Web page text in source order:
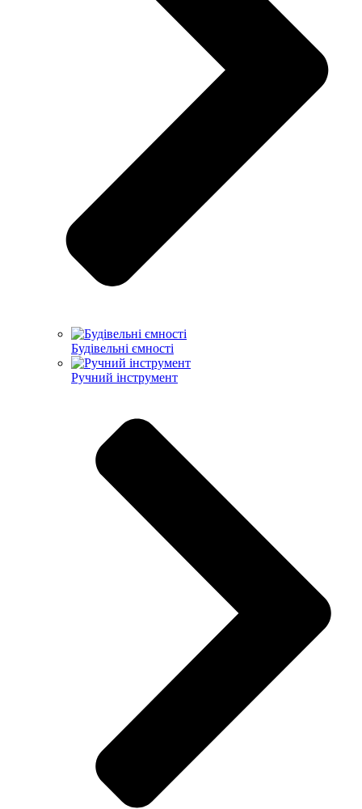
Будівельні ємності
Ручний інструмент